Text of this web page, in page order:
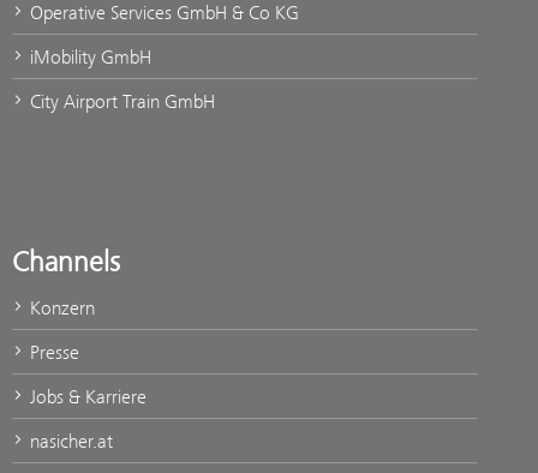
Operative Services GmbH & Co KG
iMobility GmbH
City Airport Train GmbH
Channels
Konzern
Presse
Jobs & Karriere
nasicher.at